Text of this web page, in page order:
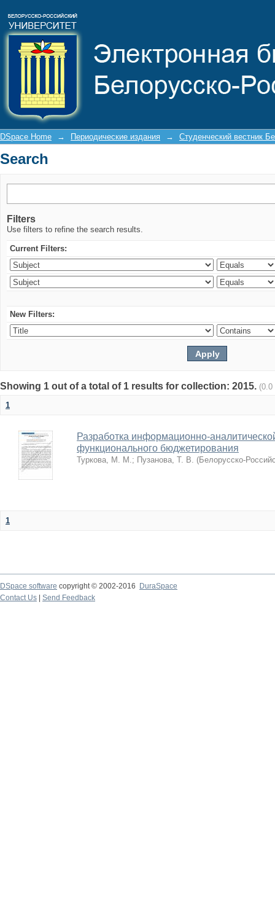
DSpace Home → Периодические издания → Студенческий вестник
Search
Filters
Use filters to refine the search results.
Current Filters:
New Filters:
Showing 1 out of a total of 1 results for collection: 2015. (0.0
1
Разработка информационно-
функционального бюджетирования
Туркова, М. М.; Пузанова, Т. В. (Белорусско-
1
DSpace software copyright © 2002-2016
DuraSpace
Contact Us
Send Feedback